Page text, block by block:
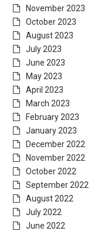
November 2023
October 2023
August 2023
July 2023
June 2023
May 2023
April 2023
March 2023
February 2023
January 2023
December 2022
November 2022
October 2022
September 2022
August 2022
July 2022
June 2022